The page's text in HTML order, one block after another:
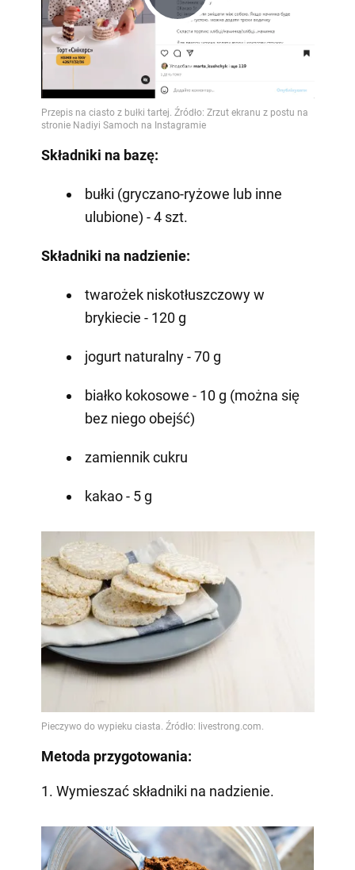
Play
Video
Składniki na bazę:
bułki (gryczano-ryżowe lub inne
ulubione) - 4 szt.
Składniki na nadzienie:
twarożek niskotłuszczowy w
brykiecie - 120 g
jogurt naturalny - 70 g
białko kokosowe - 10 g (można się
bez niego obejść)
zamiennik cukru
kakao - 5 g
Metoda przygotowania:
1. Wymieszać składniki na nadzienie.